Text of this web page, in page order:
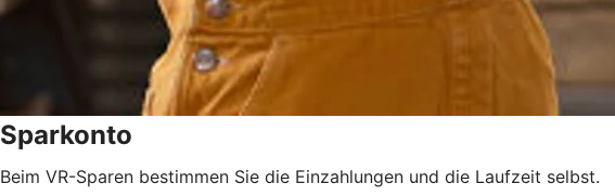
Sparkonto
Beim VR-Sparen bestimmen Sie die Einzahlungen und die Laufzeit selbst.